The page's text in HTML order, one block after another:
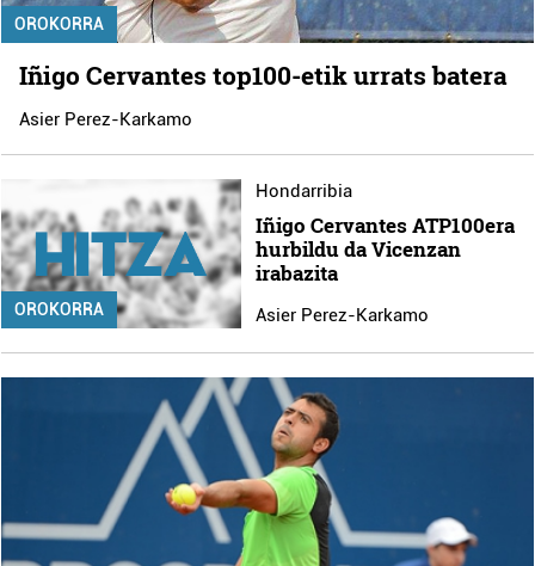
OROKORRA
Iñigo Cervantes top100-etik urrats batera
Asier Perez-Karkamo
OROKORRA
Hondarribia
Iñigo Cervantes ATP100era
hurbildu da Vicenzan
irabazita
Asier Perez-Karkamo